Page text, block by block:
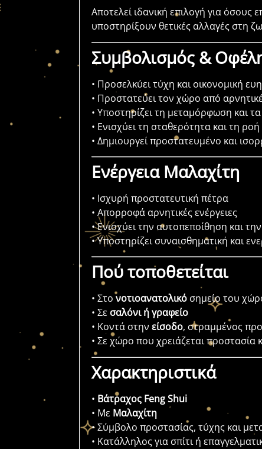
Αποτελεί ιδανική επιλογή για
υποστηρίξουν θετικές αλλαγές στη
Συμβολισμός &
• Προσελκύει τύχη και οικονομική
• Προστατεύει τον χώρο από
• Υποστηρίζει τη μεταμόρφωση και
• Ενισχύει τη σταθερότητα και τη ροή
• Δημιουργεί προστατευμένο και
Ενέργεια Μαλαχίτη
• Ισχυρή προστατευτική πέτρα
• Απορροφά αρνητικές ενέργειες
• Ενισχύει την αυτοπεποίθηση και
• Υποστηρίζει συναισθηματική και
Πού τοποθετείται
• Στονοτιοανατολικό σημείο του
• Σε σαλόνι ή γραφείο
• Κοντά στηνείσοδο, στραμμένος
• Σε χώρο που χρειάζεται προστασία
Χαρακτηριστικά
• Βάτραχος Feng Shui
• Με Μαλαχίτη
• Σύμβολο προστασίας, τύχης και
• Κατάλληλος για σπίτι ή